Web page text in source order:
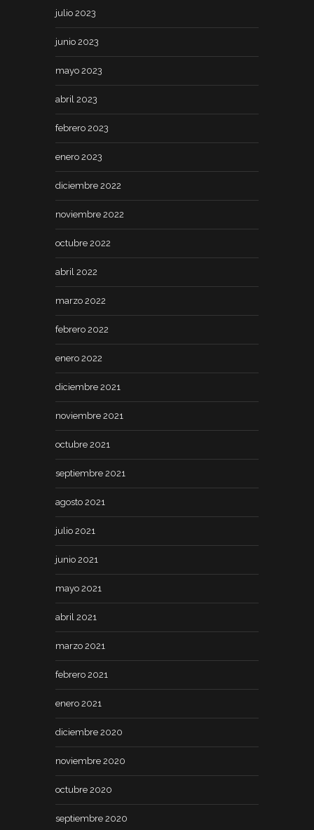
julio 2023
junio 2023
mayo 2023
abril 2023
febrero 2023
enero 2023
diciembre 2022
noviembre 2022
octubre 2022
abril 2022
marzo 2022
febrero 2022
enero 2022
diciembre 2021
noviembre 2021
octubre 2021
septiembre 2021
agosto 2021
julio 2021
junio 2021
mayo 2021
abril 2021
marzo 2021
febrero 2021
enero 2021
diciembre 2020
noviembre 2020
octubre 2020
septiembre 2020